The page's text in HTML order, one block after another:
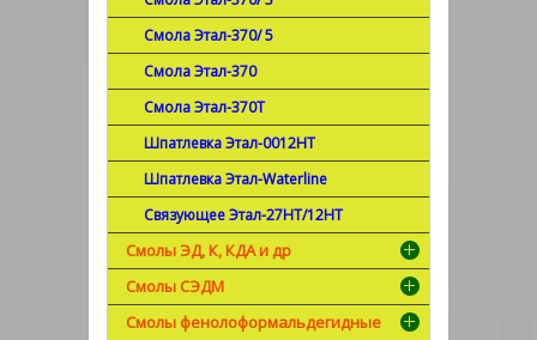
Смола Этал-370/ 5
Смола Этал-370
Смола Этал-370Т
Шпатлевка Этал-0012НТ
Шпатлевка Этал-Waterline
Связующее Этал-27НТ/12НТ
Смолы ЭД, К, КДА и др
Смолы СЭДМ
Смолы фенолоформальдегидные